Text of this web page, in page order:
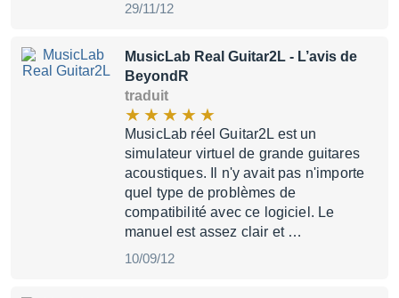
29/11/12
MusicLab Real Guitar2L - L’avis de
BeyondR
traduit
MusicLab réel Guitar2L est un
simulateur virtuel de grande guitares
acoustiques. Il n'y avait pas n'importe
quel type de problèmes de
compatibilité avec ce logiciel. Le
manuel est assez clair et …
10/09/12